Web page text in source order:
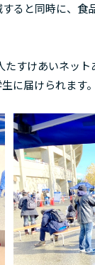
ると同時に、食
すけあいネッ
に届けられます。